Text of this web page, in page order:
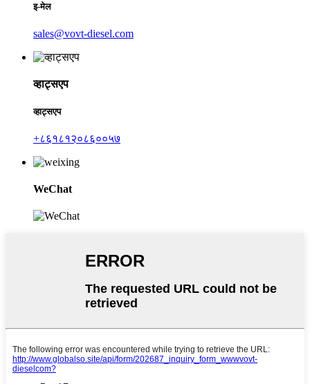
इ-मेल
sales@vovt-diesel.com
व्हाट्सएप
व्हाट्सएप
+८६१८१२०८६००५७
WeChat